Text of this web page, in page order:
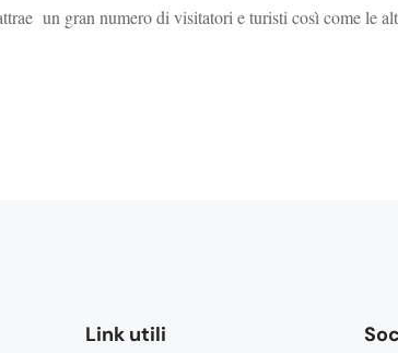
un gran numero di visitatori e turisti così come le
Link utili